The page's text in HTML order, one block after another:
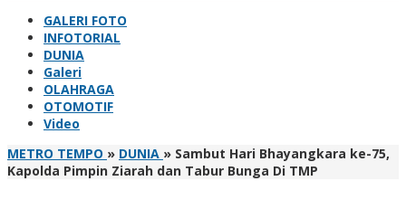
GALERI FOTO
INFOTORIAL
DUNIA
Galeri
OLAHRAGA
OTOMOTIF
Video
METRO TEMPO » DUNIA » Sambut Hari Bhayangkara ke-75,
Kapolda Pimpin Ziarah dan Tabur Bunga Di TMP